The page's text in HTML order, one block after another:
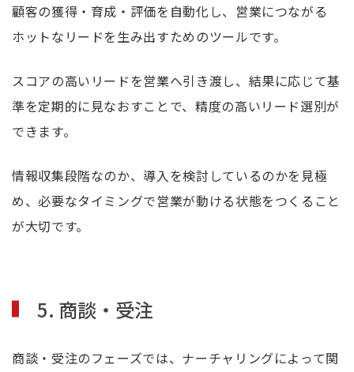
顧客の獲得・育成・評価を自動化し、営業につながる
ホットなリードを生み出すためのツールです。
スコアの高いリードを営業へ引き渡し、結果に応じて基
準を定期的に見なおすことで、精度の高いリード選別が
できます。
情報収集段階なのか、導入を検討しているのかを見極
め、必要なタイミングで営業が動ける状態をつくること
が大切です。
5. 商談・受注
商談・受注のフェーズでは、ナーチャリングによって関